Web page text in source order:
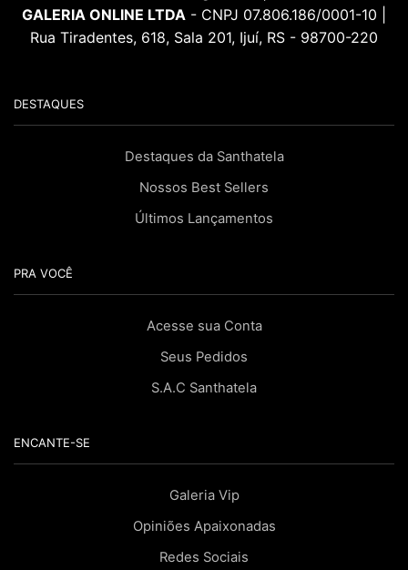
GALERIA ONLINE LTDA - CNPJ 07.806.186/0001-10 |
Rua Tiradentes, 618, Sala 201, Ijuí, RS - 98700-220
DESTAQUES
Destaques da Santhatela
Nossos Best Sellers
Últimos Lançamentos
PRA VOCÊ
Acesse sua Conta
Seus Pedidos
S.A.C Santhatela
ENCANTE-SE
Galeria Vip
Opiniões Apaixonadas
Redes Sociais